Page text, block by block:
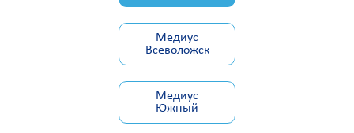
Медиус
Всеволожск
Медиус
Южный